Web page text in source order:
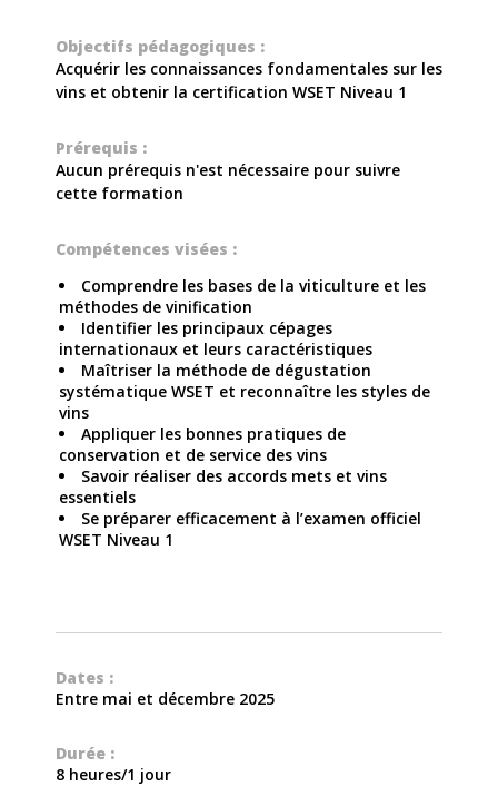
Objectifs pédagogiques :
Acquérir les connaissances fondamentales sur les
vins et obtenir la certification WSET Niveau 1
Prérequis :
Aucun prérequis n'est nécessaire pour suivre
cette formation
Compétences visées :
Comprendre les bases de la viticulture et les
méthodes de vinification
Identifier les principaux cépages
internationaux et leurs caractéristiques
Maîtriser la méthode de dégustation
systématique WSET et reconnaître les styles de
vins
Appliquer les bonnes pratiques de
conservation et de service des vins
Savoir réaliser des accords mets et vins
essentiels
Se préparer efficacement à l’examen officiel
WSET Niveau 1
Dates :
Entre mai et décembre 2025
Durée :
8 heures/1 jour